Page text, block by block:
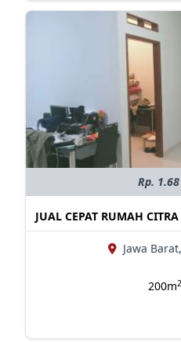
Rp.
JUAL CEPAT RUMAH
Jawa Barat,
200m2